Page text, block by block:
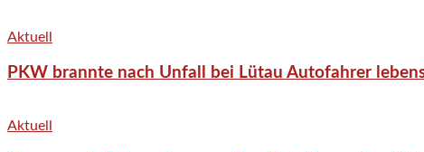
Aktuell
PKW brannte nach Unfall bei Lütau Autofahrer
Aktuell